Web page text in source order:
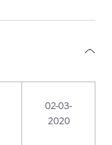
02-03-
2020